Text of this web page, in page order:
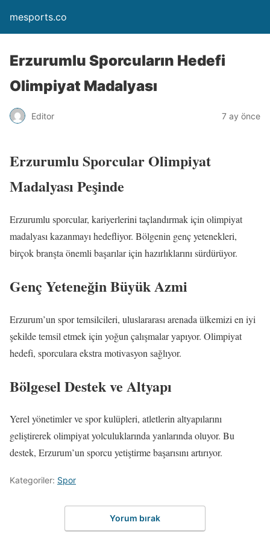
mesports.co
Erzurumlu Sporcuların Hedefi
Olimpiyat Madalyası
Editor 7 ay önce
Erzurumlu Sporcular Olimpiyat
Madalyası Peşinde
Erzurumlu sporcular, kariyerlerini taçlandırmak için olimpiyat
madalyası kazanmayı hedefliyor. Bölgenin genç yetenekleri,
birçok branşta önemli başarılar için hazırlıklarını sürdürüyor.
Genç Yeteneğin Büyük Azmi
Erzurum’un spor temsilcileri, uluslararası arenada ülkemizi en iyi
şekilde temsil etmek için yoğun çalışmalar yapıyor. Olimpiyat
hedefi, sporculara ekstra motivasyon sağlıyor.
Bölgesel Destek ve Altyapı
Yerel yönetimler ve spor kulüpleri, atletlerin altyapılarını
geliştirerek olimpiyat yolculuklarında yanlarında oluyor. Bu
destek, Erzurum’un sporcu yetiştirme başarısını artırıyor.
Kategoriler: Spor
Yorum bırak